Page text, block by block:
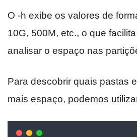
O -h exibe os valores de
10G, 500M, etc., o que
analisar o espaço nas
Para descobrir quais pastas
mais espaço, podemos